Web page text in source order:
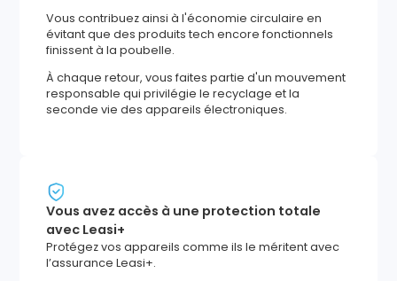
Vous contribuez ainsi à l'économie circulaire en
évitant que des produits tech encore fonctionnels
finissent à la poubelle.
À chaque retour, vous faites partie d'un mouvement
responsable qui privilégie le recyclage et la
seconde vie des appareils électroniques.
Vous avez accès à une protection totale
avec Leasi+
Protégez vos appareils comme ils le méritent avec
l’assurance Leasi+.